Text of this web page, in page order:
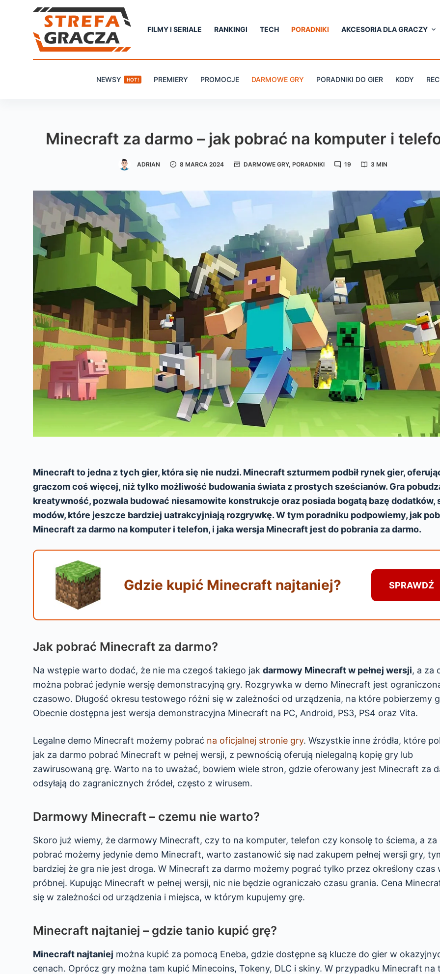
FILMY I SERIALE RANKINGI TECH PORADNIKI AKCESORIA DLA GRACZY
NEWSY HOT! PREMIERY PROMOCJE DARMOWE GRY PORADNIKI DO GIER KODY
Minecraft za darmo – jak pobrać na komputer i
ADRIAN 8 MARCA 2024 DARMOWE GRY, PORADNIKI 19 3 MIN
Minecraft to jedna z tych gier, która się nie nudzi. Minecraft szturmem podbił rynek gier,
graczom coś więcej, niż tylko możliwość budowania świata z prostych sześcianów. Gra
kreatywność, pozwala budować niesamowite konstrukcje oraz posiada bogatą bazę dodatków,
modów, które jeszcze bardziej uatrakcyjniają rozgrywkę. W tym poradniku podpowiemy, jak
Minecraft za darmo na komputer i telefon, i jaka wersja Minecraft jest do pobrania za darmo.
Gdzie kupić Minecraft najtaniej? SPRAWDŹ
Jak pobrać Minecraft za darmo?
Na wstępie warto dodać, że nie ma czegoś takiego jakdarmowy Minecraft w pełnej wersji, a za
można pobrać jedynie wersję demonstracyjną gry. Rozgrywka w demo Minecraft jest
czasowo. Długość okresu testowego różni się w zależności od urządzenia, na które pobierzemy
Obecnie dostępna jest wersja demonstracyjna Minecraft na PC, Android, PS3, PS4 oraz Vita.
Legalne demo Minecraft możemy pobrać na oficjalnej stronie gry. Wszystkie inne źródła, które
jak za darmo pobrać Minecraft w pełnej wersji, z pewnością oferują nielegalną kopię gry lub
zawirusowaną grę. Warto na to uważać, bowiem wiele stron, gdzie oferowany jest Minecraft za
odsyłają do zagranicznych źródeł, często z wirusem.
Darmowy Minecraft – czemu nie warto?
Skoro już wiemy, że darmowy Minecraft, czy to na komputer, telefon czy konsolę to ściema, a za
pobrać możemy jedynie demo Minecraft, warto zastanowić się nad zakupem pełnej wersji gry,
bardziej że gra nie jest droga. W Minecraft za darmo możemy pograć tylko przez określony czas
próbnej. Kupując Minecraft w pełnej wersji, nic nie będzie ograniczało czasu grania. Cena
się w zależności od urządzenia i miejsca, w którym kupujemy grę.
Minecraft najtaniej – gdzie tanio kupić grę?
Minecraft najtaniej można kupić za pomocą Eneba, gdzie dostępne są klucze do gier w
cenach. Oprócz gry można tam kupić Minecoins, Tokeny, DLC i skiny. W przypadku Minecraft na